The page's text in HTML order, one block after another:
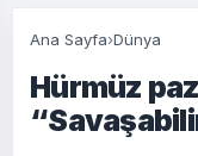
Ana Sayfa›Dünya
Hürmüz